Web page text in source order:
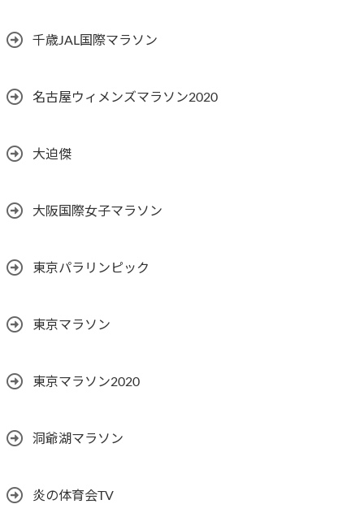
千歳JAL国際マラソン
名古屋ウィメンズマラソン2020
大迫傑
大阪国際女子マラソン
東京パラリンピック
東京マラソン
東京マラソン2020
洞爺湖マラソン
炎の体育会TV